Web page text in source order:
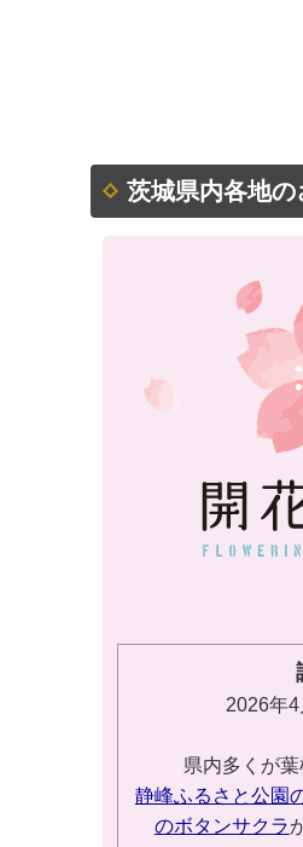
茨城県内各地の
2026年
県内多くが葉
静峰ふるさと公園
のボタンサクラ